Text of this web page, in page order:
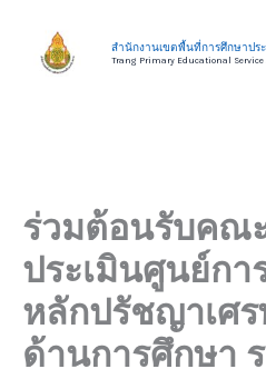
content
สำนักงานเขตพื้นที่การศึกษาปร
Trang Primary Educational Service
ร่วมต้อนรับคณ
ประเมินศูนย์กา
หลักปรัชญาเศร
ด้านการศึกษา